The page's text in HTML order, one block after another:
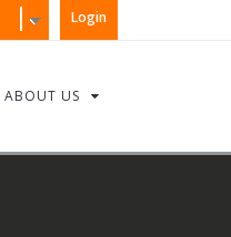
Login
ABOUT US